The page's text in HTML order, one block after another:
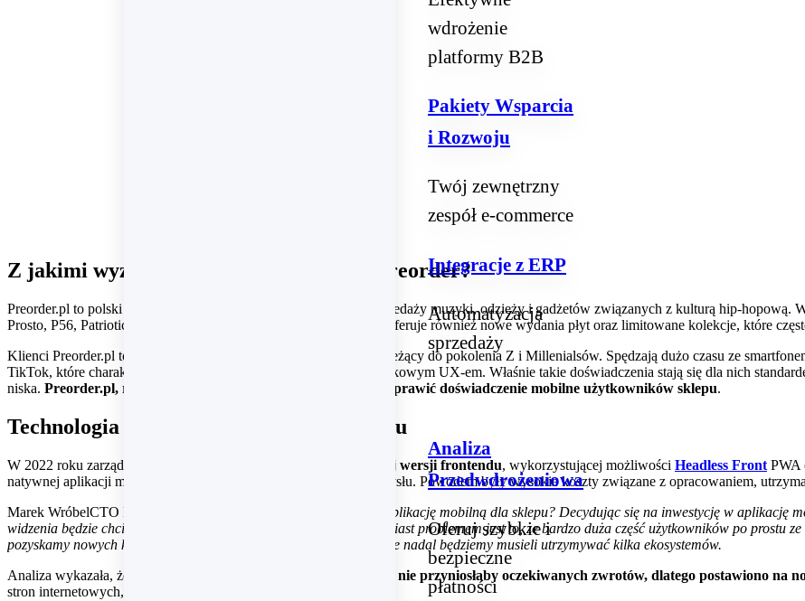
wdrożenie
platformy B2B
Pakiety Wsparcia
i Rozwoju
Twój zewnętrzny
zespół e‑commerce
Integracje z ERP
Automatyzacja
sprzedaży
Analiza
Przedwdrożeniowa
Oferuj szybkie i
bezpieczne
płatności
Z jakimi wyzwaniami mierzył się sklep Preorder?
Preorder.pl to polski sklep internetowy, który specjalizuje się w sprzedaży muzyki, odzieży i gadżetów związanych z kulturą hip-hopową.
Prosto, P56, Patriotic, a także Tommy Hilfiger i Pepe Jeans. Sklep oferuje również nowe wydania płyt oraz limitowane kolekcje, które
Klienci Preorder.pl to głównie młodzi entuzjaści muzyki i mody należący do pokolenia Z i Millenialsów. Spędzają dużo czasu ze
TikTok, które charakteryzują się błyskawicznym działaniem i wyjątkowym UX-em. Właśnie takie doświadczenia stają się dla nich
niska. Preorder.pl, rozumiejąc te potrzeby, podjął kroki, aby poprawić doświadczenie mobilne użytkowników sklepu.
Technologia PWA rozwiązaniem dla sklepu
W 2022 roku zarząd Preorder.pl podjął decyzję o wdrożeniu nowej wersji frontendu, wykorzystującej możliwości Headless Front PWA
natywnej aplikacji mobilnej, ostatecznie zrezygnowano z tego pomysłu. Powodem były wysokie koszty związane z opracowaniem,
Marek WróbelCTO Preorder
Dlaczego nie zdecydowaliśmy się na aplikację mobilną dla sklepu? Decydując się na inwestycję w aplikację
widzenia będzie chciał, żeby te pieniądze się kiedyś zwróciły. Natomiast problemem jest to, że bardzo duża część użytkowników po prostu
pozyskamy nowych klientów, tylko przesuniemy tych istniejących, ale nadal będziemy musieli utrzymywać kilka ekosystemów.
Analiza wykazała, że
inwestycja w tradycyjną aplikację mobilną nie przyniosłaby oczekiwanych zwrotów, dlatego postawiono na
stron internetowych, jednocześnie będąc bardziej opłacalne.